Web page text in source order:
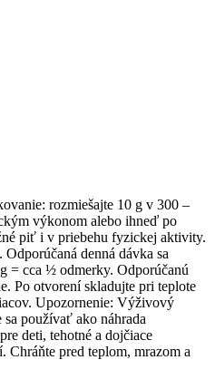
rozmiešajte 10 g v 300 –
výkonom alebo ihneď po
piť i v priebehu fyzickej aktivity.
denná dávka sa
= cca ½ odmerky. Odporúčanú
Po otvorení skladujte pri teplote
Upozornenie: Výživový
používať ako náhrada
deti, tehotné a dojčiace
Chráňte pred teplom, mrazom a